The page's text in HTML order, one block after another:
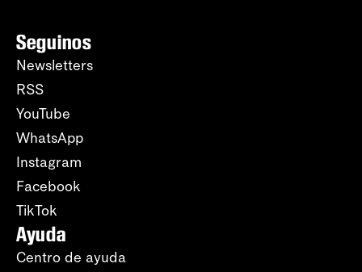
Seguinos
Newsletters
RSS
YouTube
WhatsApp
Instagram
Facebook
TikTok
Ayuda
Centro de ayuda